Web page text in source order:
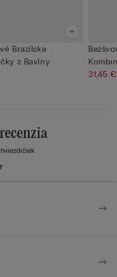
Brazílske
z Bavlny
31,45